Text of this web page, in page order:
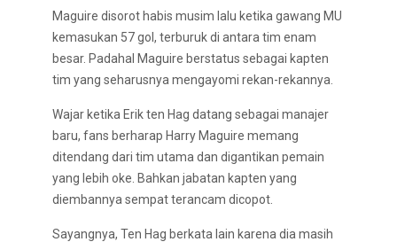
Maguire disorot habis musim lalu ketika gawang MU
kemasukan 57 gol, terburuk di antara tim enam
besar. Padahal Maguire berstatus sebagai kapten
tim yang seharusnya mengayomi rekan-rekannya.
Wajar ketika Erik ten Hag datang sebagai manajer
baru, fans berharap Harry Maguire memang
ditendang dari tim utama dan digantikan pemain
yang lebih oke. Bahkan jabatan kapten yang
diembannya sempat terancam dicopot.
Sayangnya, Ten Hag berkata lain karena dia masih